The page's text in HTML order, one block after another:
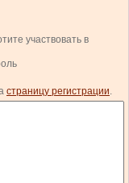
участвовать в
страницу регистрации.